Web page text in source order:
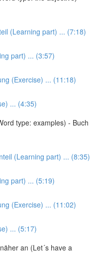
(Learning part) ... (7:18)
part) ... (3:57)
(Exercise) ... (11:18)
... (4:35)
type: examples) - Buch
(Learning part) ... (8:35)
part) ... (5:19)
(Exercise) ... (11:02)
... (5:17)
an (Let´s have a